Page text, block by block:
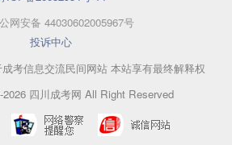
公网安备 44030602005967号
投诉中心
考信息交流民间网站 本站享有最终解释权
四川成考网 All Right Reserved